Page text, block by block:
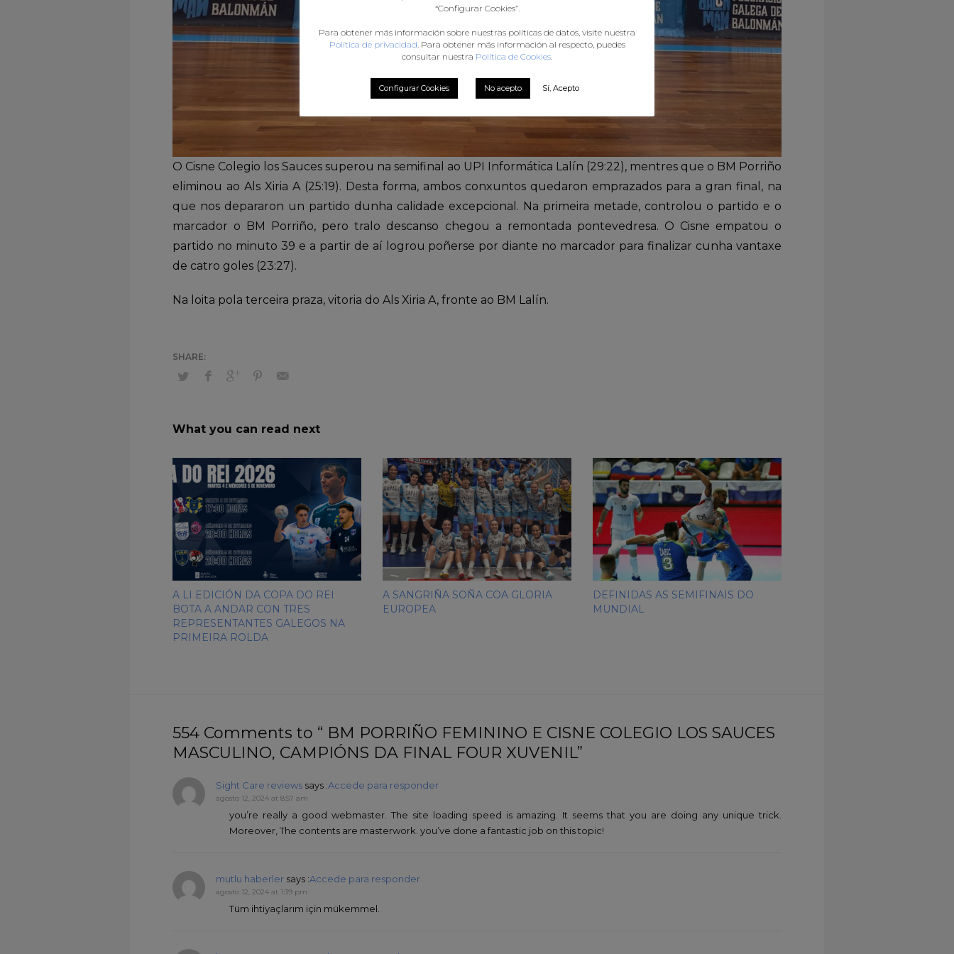
O Cisne Colegio los Sauces superou na semifinal ao UPI Informática Lalín (29:22), mentres que o BM Porriño
eliminou ao Als Xiria A (25:19). Desta forma, ambos conxuntos quedaron emprazados para a gran final, na
que nos depararon un partido dunha calidade excepcional. Na primeira metade, controlou o partido e o
marcador o BM Porriño, pero tralo descanso chegou a remontada pontevedresa. O Cisne empatou o
partido no minuto 39 e a partir de aí logrou poñerse por diante no marcador para finalizar cunha vantaxe
de catro goles (23:27).
Na loita pola terceira praza, vitoria do Als Xiria A, fronte ao BM Lalín.
What you can read next
A LI EDICIÓN DA COPA DO REI
BOTA A ANDAR CON TRES
REPRESENTANTES GALEGOS NA
PRIMEIRA ROLDA
A SANGRIÑA SOÑA COA GLORIA
EUROPEA
DEFINIDAS AS SEMIFINAIS DO
MUNDIAL
554 Comments to “ BM PORRIÑO FEMININO E CISNE COLEGIO LOS SAUCES
MASCULINO, CAMPIÓNS DA FINAL FOUR XUVENIL”
Sight Care reviews says :Accede para responder
agosto 12, 2024 at 8:57 am
you’re really a good webmaster. The site loading speed is amazing. It seems that you are doing any unique trick.
Moreover, The contents are masterwork. you’ve done a fantastic job on this topic!
mutlu haberler says :Accede para responder
agosto 12, 2024 at 1:39 pm
Tüm ihtiyaçlarım için mükemmel.
“Configurar Cookies”.
Para obtener más información sobre nuestras políticas de datos, visite nuestra
Política de privacidad . Para obtener más información al respecto, puedes
consultar nuestra Política de Cookies
Configurar Cookies No acepto Sí, Acepto